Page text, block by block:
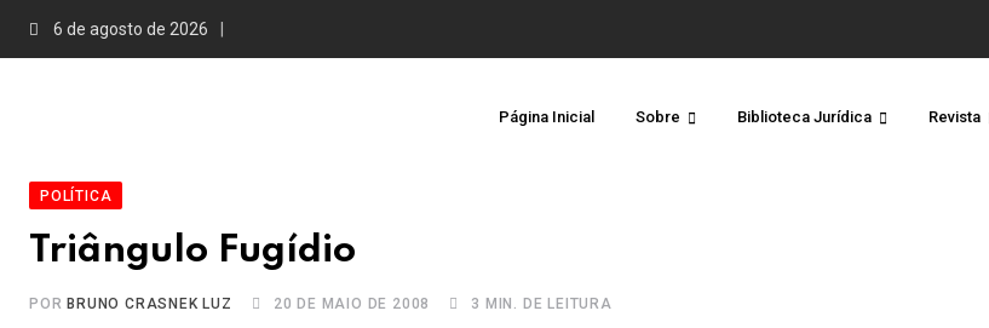
6 de agosto de 2026
Página Inicial Sobre Biblioteca Jurídica Revista
POLÍTICA
Triângulo Fugídio
PORBRUNO CRASNEK LUZ 20 DE MAIO DE 2008 3 MIN. DE LEITURA